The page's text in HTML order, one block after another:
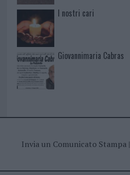
I nostri cari
Giovannimaria Cabras
Invia un Comunicato Stampa|